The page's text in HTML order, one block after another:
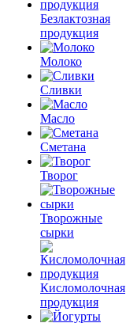
Безлактозная
продукция
Молоко
Сливки
Масло
Сметана
Творог
Творожные
сырки
Кисломолочная
продукция